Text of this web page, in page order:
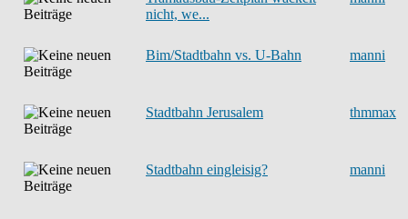
nicht, we...
Bim/Stadtbahn vs. U-Bahn manni
Stadtbahn Jerusalem thmmax
Stadtbahn eingleisig? manni